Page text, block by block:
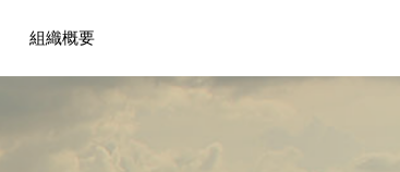
組織概要